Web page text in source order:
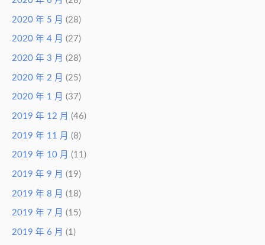
2020 年 5 月 (28)
2020 年 4 月 (27)
2020 年 3 月 (28)
2020 年 2 月 (25)
2020 年 1 月 (37)
2019 年 12 月 (46)
2019 年 11 月 (8)
2019 年 10 月 (11)
2019 年 9 月 (19)
2019 年 8 月 (18)
2019 年 7 月 (15)
2019 年 6 月 (1)